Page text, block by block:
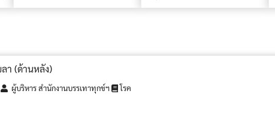
า (ด้านหลัง)
ผู้บริหาร สำนักงานบรรเทาทุกข์ฯ โรค